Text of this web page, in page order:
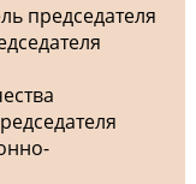
председателя